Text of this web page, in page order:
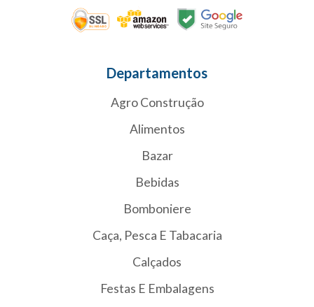
Departamentos
Agro Construção
Alimentos
Bazar
Bebidas
Bomboniere
Caça, Pesca E Tabacaria
Calçados
Festas E Embalagens